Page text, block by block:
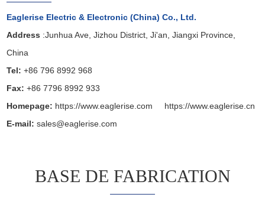
Eaglerise Electric & Electronic (China) Co., Ltd.
Address :Junhua Ave, Jizhou District, Ji'an, Jiangxi Province,
China
Tel:+86 796 8992 968
Fax:+86 7796 8992 933
Homepage: https://www.eaglerise.com
https://www.eaglerise.cn
E-mail:sales@eaglerise.com
BASE DE FABRICATION